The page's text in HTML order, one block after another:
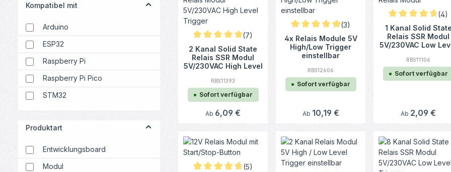
Kompatibel mit
Arduino
ESP32
Raspberry Pi
Raspberry Pi Pico
STM32
Produktart
Entwicklungsboard
Modul
Durchschnittliche Bewertung von 5 von 5 Sternen
(7)
2 Kanal Solid State
Relais SSR Modul
5V/230VAC High Level
RBS11393
Sofort verfügbar
Regulärer Preis:
Ab 6,09 €
Durchschnittliche Bewertung von 5 von 5 Sternen
(3)
4x Relais Module 5V
High/Low Trigger
einstellbar
RBS12606
Sofort verfügbar
Regulärer Preis:
Ab 10,19 €
Durchschnittliche
(4)
1 Kanal Solid State
Relais SSR Modul
5V/230VAC Low
RBS11106
Sofort verfügbar
Regulärer Preis:
Ab 2,09 €
(5)